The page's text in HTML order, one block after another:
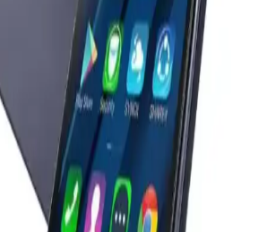
ve Power Delivery Uyumluluğu
şarj cihazları, USB-C ve Power Delivery
gibi akıllı telefonları güvenli ve uyumlu
teknoloji cihazların güç ihtiyacına göre
Kamera Özellikleri ve
Kapsamlı Bilgi
Megapiksel ana kamera ve çeşitli
fotoğraf imkanı sunar. Geniş açı, makro ve
yüksek kaliteli ve detaylı fotoğraflar